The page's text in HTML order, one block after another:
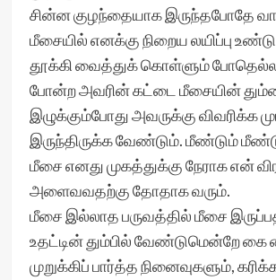
சின்ன குழந்தையாக இருந்தபோதே
மீசையில் எனக்கு நிறைய லயிப்பு
தூக்கி வைத்துக் கொள்ளும்
போன்ற அவரின் கட்டை மீசையின் தும்பை
இழுக்கும்போது அவருக்கு விவரிக்க
இருந்திருக்க வேண்டும். மீண்டும்
மீசை எனது முகத்துக்கு நேராக என்
அளைவவதற்கு தோதாக வரும்.
மீசை இல்லாத பருவத்தில் மீசை
உதட்டின் தும்பில் வேண்டுமென்றே கை
முறுக்கிப் பார்த்த நினைவுகளும்,